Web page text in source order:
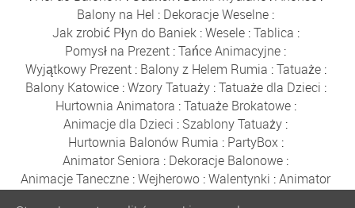
Balony na Hel : Dekoracje Weselne :
Jak zrobić Płyn do Baniek:Wesele:Tablica :
Pomysł na Prezent :Tańce Animacyjne :
Wyjątkowy Prezent: Balony z Helem Rumia :Tatuaże:
Balony Katowice:Wzory Tatuaży:Tatuaże dla Dzieci :
Hurtownia Animatora :Tatuaże Brokatowe:
Animacje dla Dzieci : Szablony Tatuaży :
Hurtownia Balonów Rumia : PartyBox:
Animator Seniora : Dekoracje Balonowe :
Animacje Taneczne :Wejherowo :Walentynki :Animator